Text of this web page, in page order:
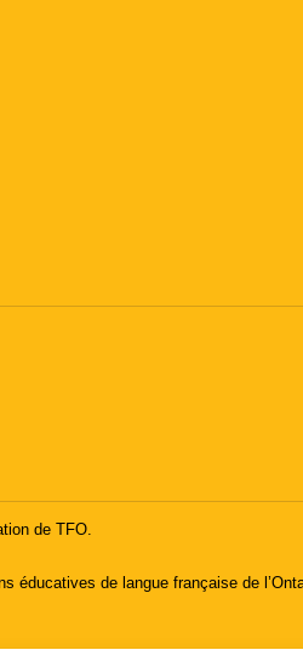
de TFO.
éducatives de langue française de